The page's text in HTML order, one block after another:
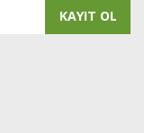
KAYIT OL